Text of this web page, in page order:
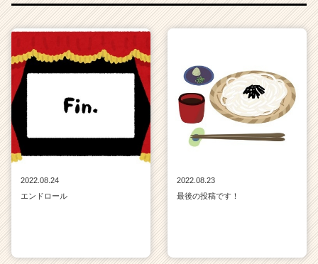
2022.08.24
エンドロール
2022.08.23
最後の投稿です！